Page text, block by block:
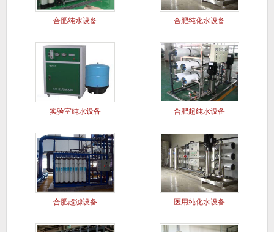
合肥纯水设备 合肥纯化水设备
实验室纯水设备 合肥超纯水设备
合肥超滤设备 医用纯化水设备